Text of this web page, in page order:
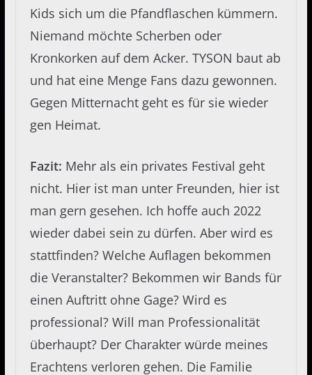
Kids sich um die Pfandflaschen kümmern.
Niemand möchte Scherben oder
Kronkorken auf dem Acker. TYSON baut ab
und hat eine Menge Fans dazu gewonnen.
Gegen Mitternacht geht es für sie wieder
gen Heimat.
Fazit: Mehr als ein privates Festival geht
nicht. Hier ist man unter Freunden, hier ist
man gern gesehen. Ich hoffe auch 2022
wieder dabei sein zu dürfen. Aber wird es
stattfinden? Welche Auflagen bekommen
die Veranstalter? Bekommen wir Bands für
einen Auftritt ohne Gage? Wird es
professional? Will man Professionalität
überhaupt? Der Charakter würde meines
Erachtens verloren gehen. Die Familie